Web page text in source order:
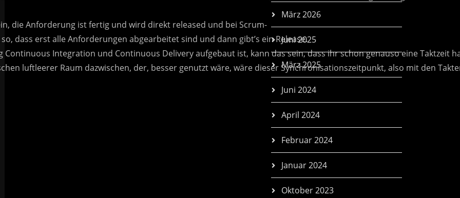
März 2026
Juni 2025
März 2025
Juni 2024
April 2024
Februar 2024
Januar 2024
Oktober 2023